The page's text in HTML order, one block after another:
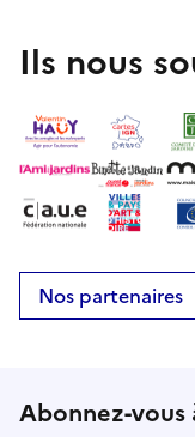
Ils nous
Nos partenaires
Abonnez-